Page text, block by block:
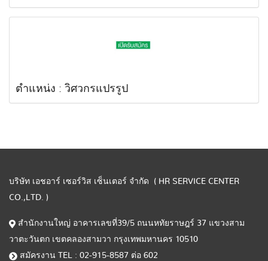
ตำแหน่ง : วิศวกรแปรรูป
บริษัท เอชอาร์ เซอร์วิส เซ็นเตอร์ จำกัด ( HR SERVICE CENTER
CO.,LTD. )
สำนักงานใหญ่ อาคารเลขที่39/5 ถนนหทัยราษฎร์ 37 แขวงสาม
วาตะวันตก เขตคลองสามวา กรุงเทพมหานคร 10510
สมัครงาน TEL : 02-915-8587 ต่อ 602